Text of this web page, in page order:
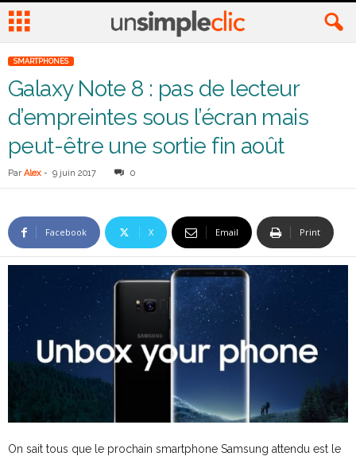
SMARTPHONES
Galaxy Note 8 : pas de lecteur
d’empreintes sous l’écran mais
peut-être une sortie fin août
Par Alex - 9 juin 2017 0
Facebook X Email Print
On sait tous que le prochain smartphone Samsung attendu est le